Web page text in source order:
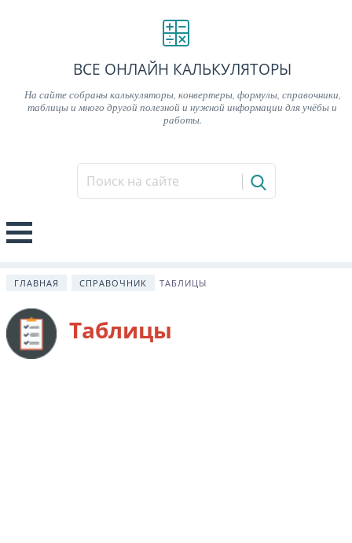
ВСЕ ОНЛАЙН КАЛЬКУЛЯТОРЫ
На сайте собраны калькуляторы, конвертеры, формулы, справочники,
таблицы и много другой полезной и нужной информации для учёбы и
работы.
ГЛАВНАЯ СПРАВОЧНИК ТАБЛИЦЫ
Таблицы